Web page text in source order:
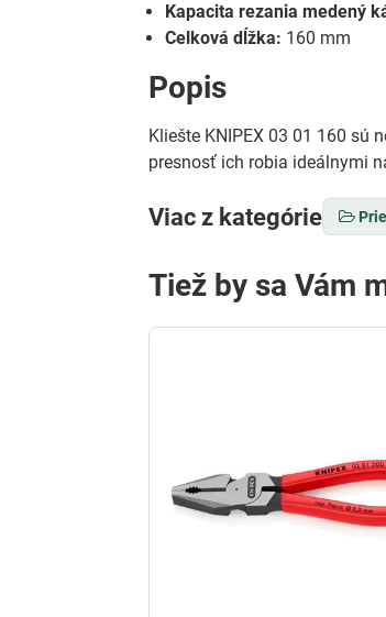
Kapacita rezania medený
Celková dĺžka: 160 mm
Popis
Kliešte KNIPEX 03 01 160 sú
presnosť ich robia ideálnymi
Viac z kategórie
Tiež by sa Vám